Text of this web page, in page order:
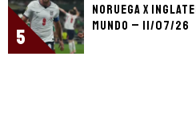
5
Noruega x
Mundo – 11/07/26